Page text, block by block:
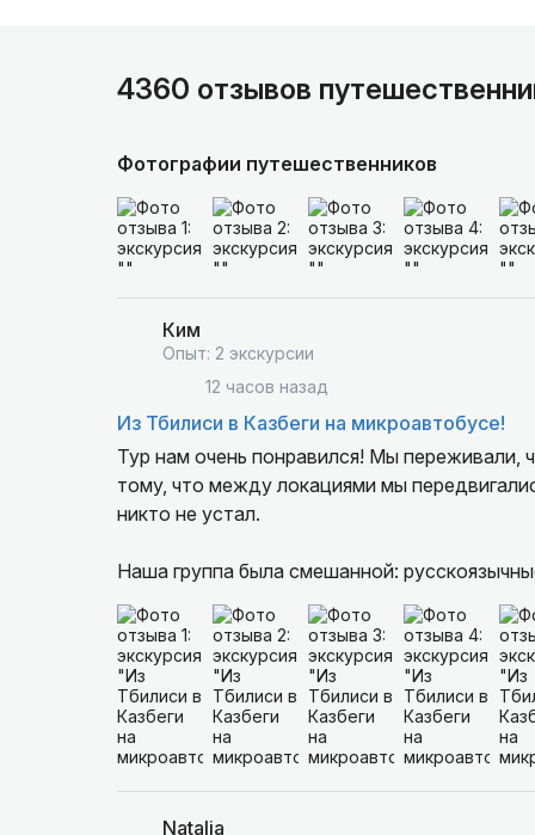
4360 отзывов
Фотографии путешественников
Ким
Опыт: 2 экскурсии
12 часов назад
Из Тбилиси в Казбеги на микроавтобусе!
Тур нам очень понравился! Мы переживали,
тому, что между локациями мы
никто не устал.
Наша группа была смешанной:
англоговорящим гостям будет сложно, но
всего тура рассказывала всё и на
интересно и комфортно.
Экскурсия получилась очень
в Грузию и хотите познакомиться со
отличный выбор. После поездки нам
Natalia